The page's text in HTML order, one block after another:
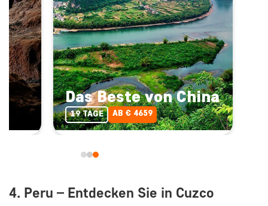
Das Beste von China
19 TAGE AB € 4659
4. Peru – Entdecken Sie in Cuzco